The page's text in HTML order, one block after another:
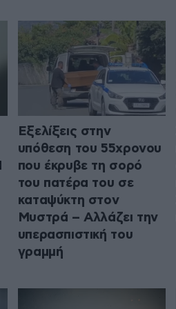
Εξελίξεις στην
υπόθεση του 55χρονου
που έκρυβε τη σορό
του πατέρα του σε
καταψύκτη στον
Μυστρά – Αλλάζει την
υπερασπιστική του
γραμμή